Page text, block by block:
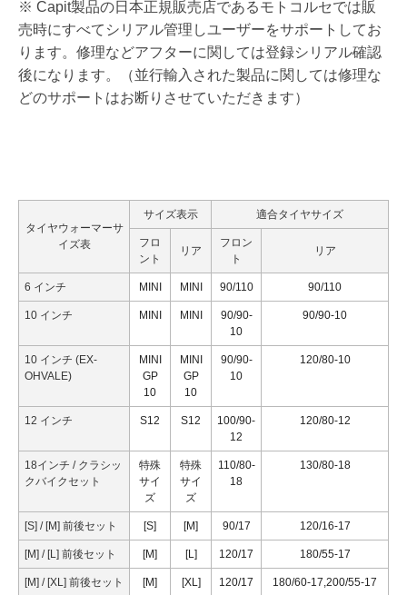
※ Capit製品の日本正規販売店であるモトコルセでは販
売時にすべてシリアル管理しユーザーをサポートしてお
ります。修理などアフターに関しては登録シリアル確認
後になります。（並行輸入された製品に関しては修理な
どのサポートはお断りさせていただきます）
タイヤウォーマーサ
イズ表
サイズ表示 適合タイヤサイズ
フロ
ント
リア
フロン
ト
リア
6 インチ MINI MINI 90/110 90/110
10 インチ MINI MINI
90/90-
10
90/90-10
10 インチ (EX-
OHVALE)
MINI
GP
10
MINI
GP
10
90/90-
10
120/80-10
12 インチ S12 S12
100/90-
12
120/80-12
18インチ / クラシッ
クバイクセット
特殊
サイ
ズ
特殊
サイ
ズ
110/80-
18
130/80-18
[S] / [M] 前後セット [S] [M] 90/17 120/16-17
[M] / [L] 前後セット [M] [L] 120/17 180/55-17
[M] / [XL] 前後セット [M] [XL] 120/17 180/60-17,200/55-17